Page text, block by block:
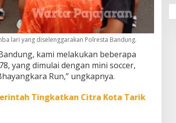
lari yang diselenggarakan Polresta Bandung.
kami melakukan beberapa
yang dimulai dengan mini soccer,
Run,” ungkapnya.
Tingkatkan Citra Kota Tarik